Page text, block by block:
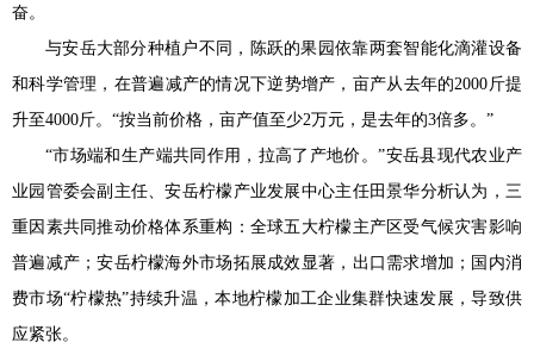
奋。
与安岳大部分种植户不同，陈跃的果园依靠两套智能化滴灌设备
和科学管理，在普遍减产的情况下逆势增产，亩产从去年的2000斤提
升至4000斤。“按当前价格，亩产值至少2万元，是去年的3倍多。”
“市场端和生产端共同作用，拉高了产地价。”安岳县现代农业产
业园管委会副主任、安岳柠檬产业发展中心主任田景华分析认为，三
重因素共同推动价格体系重构：全球五大柠檬主产区受气候灾害影响
普遍减产；安岳柠檬海外市场拓展成效显著，出口需求增加；国内消
费市场“柠檬热”持续升温，本地柠檬加工企业集群快速发展，导致供
应紧张。